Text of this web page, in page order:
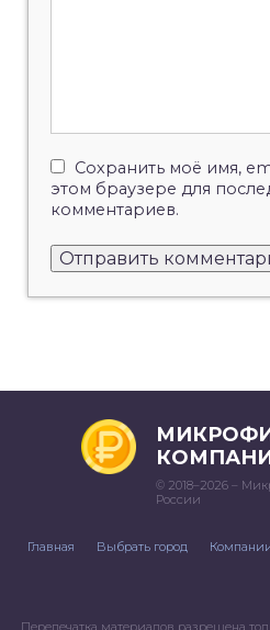
Сохранить моё имя,
этом браузере для
комментариев.
© 2018–2026 –
России
Главная Выбрать город
Перепечатка материалов разрешена